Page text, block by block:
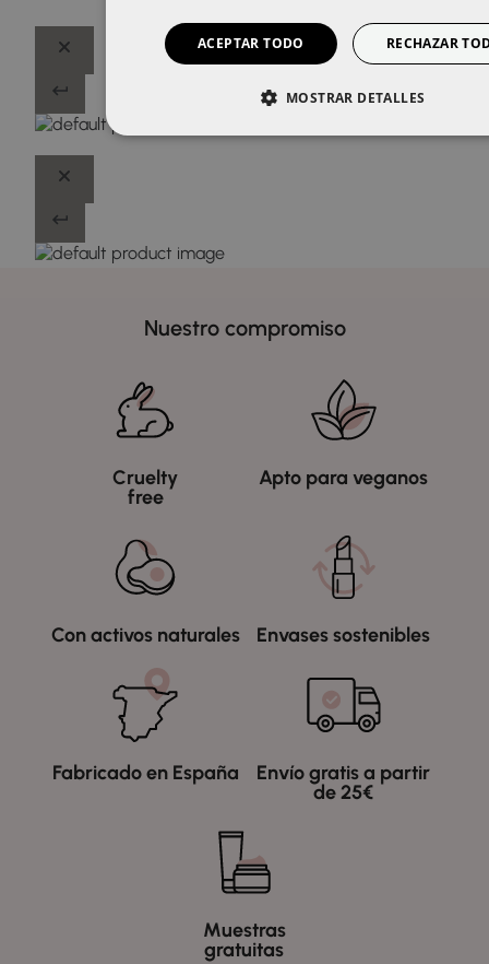
Nuestro compromiso
Cruelty
free
Apto para veganos
Con activos naturales Envases sostenibles
Fabricado en España
Envío gratis a partir
de 25€
Muestras
gratuitas
ACEPTAR TODO RECHAZAR
MOSTRAR DETALLES